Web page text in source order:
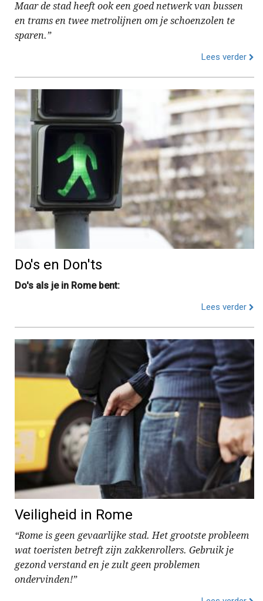
Maar de stad heeft ook een goed netwerk van bussen
en trams en twee metrolijnen om je schoenzolen te
sparen.”
Lees verder
Do's en Don'ts
Do's als je in Rome bent:
Lees verder
Veiligheid in Rome
“Rome is geen gevaarlijke stad. Het grootste probleem
wat toeristen betreft zijn zakkenrollers. Gebruik je
gezond verstand en je zult geen problemen
ondervinden!”